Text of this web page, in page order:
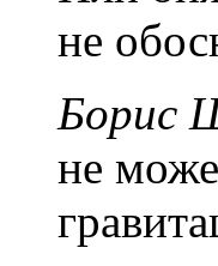
не
Борис
не